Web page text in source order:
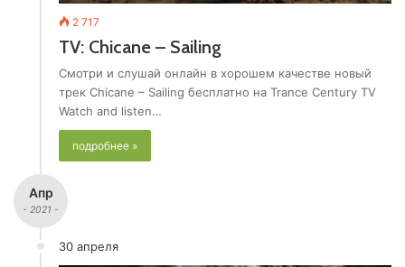
2 717
TV: Chicane – Sailing
Смотри и слушай онлайн в хорошем качестве новый
трек Chicane – Sailing бесплатно на Trance Century TV
Watch and listen…
подробнее »
Апр
- 2021 -
30 апреля